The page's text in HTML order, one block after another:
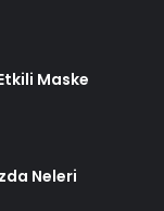
Maske
Neleri